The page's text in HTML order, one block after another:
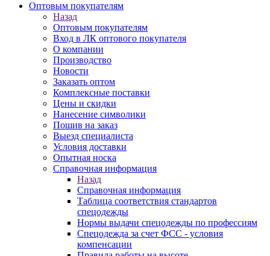
Оптовым покупателям
Назад
Оптовым покупателям
Вход в ЛК оптового покупателя
О компании
Производство
Новости
Заказать оптом
Комплексные поставки
Цены и скидки
Нанесение символики
Пошив на заказ
Выезд специалиста
Условия доставки
Опытная носка
Справочная информация
Назад
Справочная информация
Таблица соответствия стандартов
спецодежды
Нормы выдачи спецодежды по профессиям
Спецодежда за счет ФСС - условия
компенсации